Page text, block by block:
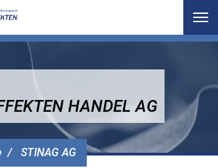
STINAG AG
HANDEL AG